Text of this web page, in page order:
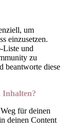
um
einzusetzen.
Liste und
zu
beantworte diese
Inhalten?
für deinen
deinen Content